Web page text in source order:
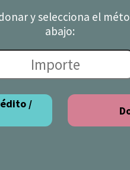
y selecciona el
abajo: